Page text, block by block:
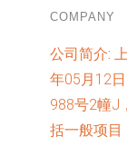
COMPANY
公司简介:
年05月12
988号2幢J
括一般项目